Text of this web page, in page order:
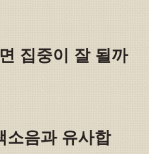
집중이 잘 될까
소음과 유사합